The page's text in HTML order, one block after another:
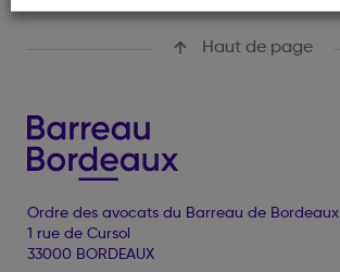
Haut de page
Ordre des avocats du Barreau de Bordeaux
1 rue de Cursol
33000 BORDEAUX